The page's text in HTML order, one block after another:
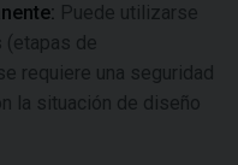
Puede utilizarse
(etapas de
requiere una seguridad
la situación de diseño